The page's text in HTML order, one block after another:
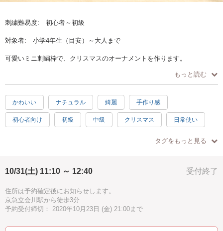
刺繍難易度: 初心者～初級
対象者: 小学4年生（目安）～大人まで
可愛いミニ刺繍枠で、クリスマスのオーナメントを作ります。
市販のブローチ針をつければブローチにもなります。
◆お家で気軽に参加できます
Zoomを使ったオンラインワークショップです。
図案は写して、材料を揃えてお届けするので、すぐ始められます。
小学生、中学生のお子様が参加される場合は、保護者の方が同伴可能な
場合のみ可能。
◆キット内容
糸、布、針、ミニ刺繍枠、オーナメント用のコード
もっと読む
かわいい ナチュラル 綺麗 手作り感
初心者向け 初級 中級 クリスマス 日常使い
達成感
アメリカン 子供歓迎
タグをもっと見る
受付終了
10/31(土) 11:10 ～ 12:40
住所は予約確定後にお知らせします。
京急立会川駅から徒歩3分
予約受付締切： 2020年10月23日 (金) 21:00まで